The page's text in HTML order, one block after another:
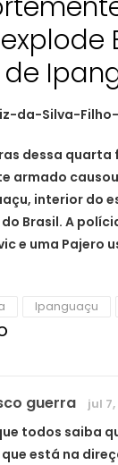
de
dessa quarta
armado
interior do
Brasil. A
e uma Pajero
Ipanguaçu
guerra jul
todos saiba
está na